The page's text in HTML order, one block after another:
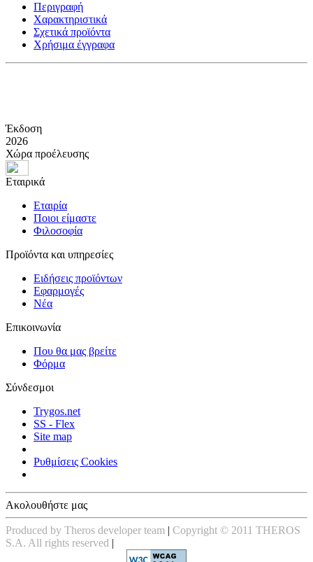
Περιγραφή
Χαρακτηριστικά
Σχετικά προϊόντα
Χρήσιμα έγγραφα
Έκδοση
2026
Χώρα προέλευσης
Εταιρικά
Εταιρία
Ποιοι είμαστε
Φιλοσοφία
Προϊόντα και υπηρεσίες
Ειδήσεις προϊόντων
Εφαρμογές
Νέα
Επικοινωνία
Που θα μας βρείτε
Φόρμα
Σύνδεσμοι
Trygos.net
SS - Flex
Site map
Ρυθμίσεις Cookies
Ακολουθήστε μας
Produced by Theros developer team | Copyright © 2011 THEROS
S.A. All rights reserved |